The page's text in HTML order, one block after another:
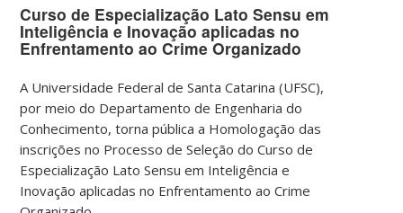
Curso de Especialização Lato Sensu em
Inteligência e Inovação aplicadas no
Enfrentamento ao Crime Organizado
A Universidade Federal de Santa Catarina (UFSC),
por meio do Departamento de Engenharia do
Conhecimento, torna pública a Homologação das
inscrições no Processo de Seleção do Curso de
Especialização Lato Sensu em Inteligência e
Inovação aplicadas no Enfrentamento ao Crime